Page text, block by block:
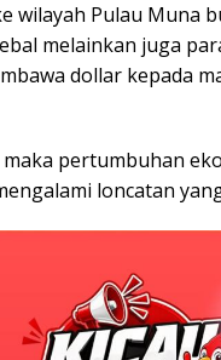
wilayah Pulau Muna
melainkan juga
dollar kepada
maka pertumbuhan
loncatan